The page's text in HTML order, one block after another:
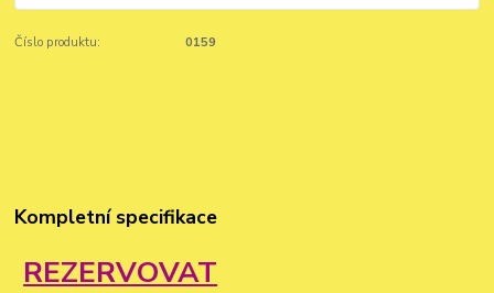
Číslo produktu: 0159
Kompletní specifikace
REZERVOVAT